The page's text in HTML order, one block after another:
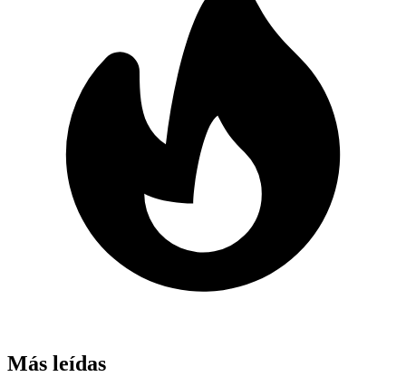
Más leídas